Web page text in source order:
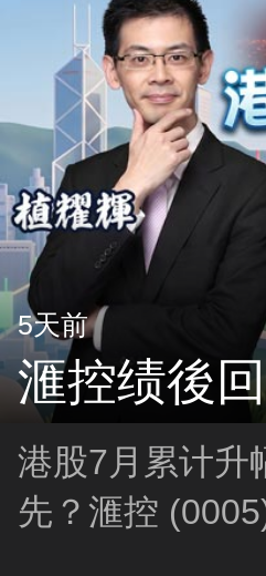
5天前
滙控绩後
港股7月累计升
先？滙控